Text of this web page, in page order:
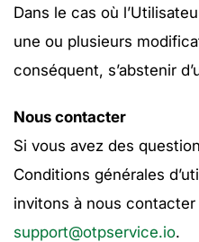
Dans le cas où
une ou plusieurs
conséquent, s’abstenir
Nous contacter
Si vous avez des
Conditions générales
invitons à nous
support@otpservice.io.